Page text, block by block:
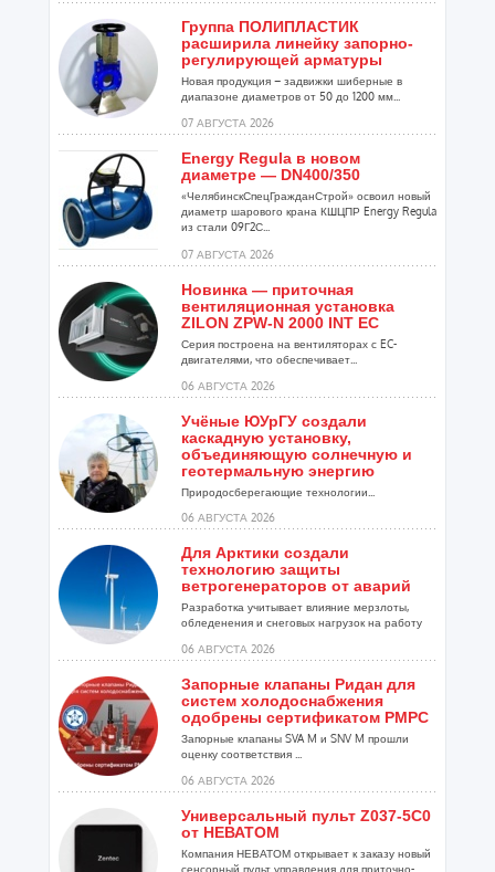
Группа ПОЛИПЛАСТИК
расширила линейку запорно-
регулирующей арматуры
Новая продукция – задвижки шиберные в
диапазоне диаметров от 50 до 1200 мм...
07 АВГУСТА 2026
Energy Regula в новом
диаметре — DN400/350
«ЧелябинскСпецГражданСтрой» освоил новый
диаметр шарового крана КШЦПР Energy Regula
из стали 09Г2С...
07 АВГУСТА 2026
Новинка — приточная
вентиляционная установка
ZILON ZPW-N 2000 INT EC
Серия построена на вентиляторах с EC-
двигателями, что обеспечивает...
06 АВГУСТА 2026
Учёные ЮУрГУ создали
каскадную установку,
объединяющую солнечную и
геотермальную энергию
Природосберегающие технологии...
06 АВГУСТА 2026
Для Арктики создали
технологию защиты
ветрогенераторов от аварий
Разработка учитывает влияние мерзлоты,
обледенения и снеговых нагрузок на работу
06 АВГУСТА 2026
Запорные клапаны Ридан для
систем холодоснабжения
одобрены сертификатом РМРС
Запорные клапаны SVA M и SNV M прошли
оценку соответствия ...
06 АВГУСТА 2026
Универсальный пульт Z037-5C0
от НЕВАТОМ
Компания НЕВАТОМ открывает к заказу новый
сенсорный пульт управления для приточно-